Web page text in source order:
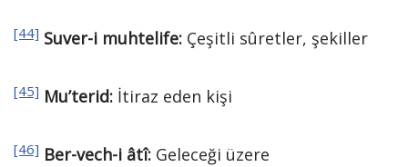
[44] Suver-i muhtelife: Çeşitli sûretler, şekiller
[45] Mu’terid: İtiraz eden kişi
[46] Ber-vech-i âtî: Geleceği üzere